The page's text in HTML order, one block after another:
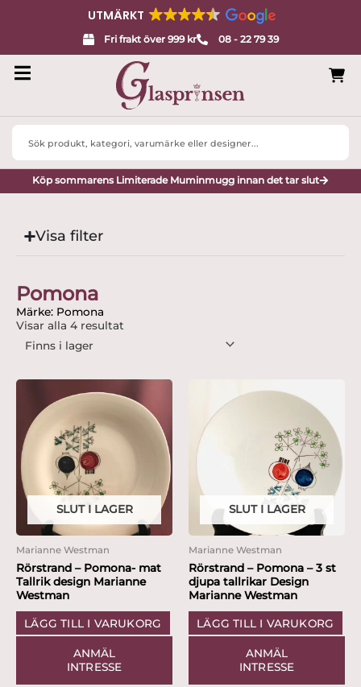
UTMÄRKT
Fri frakt över 999 kr 08 - 22 79 39
Search
Köp sommarens Limiterade Muminmugg innan det tar slut
Visa filter
Pomona
Märke: Pomona
Visar alla 4 resultat
SLUT I LAGER
Marianne Westman
Rörstrand – Pomona- mat
Tallrik design Marianne
Westman
LÄGG TILL I VARUKORG
ANMÄL
INTRESSE
SLUT I LAGER
Marianne Westman
Rörstrand – Pomona – 3 st
djupa tallrikar Design
Marianne Westman
LÄGG TILL I VARUKORG
ANMÄL
INTRESSE